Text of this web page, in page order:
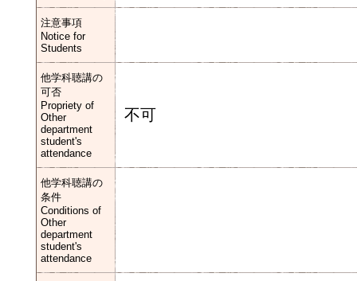
注意事項
Notice for
Students
他学科聴講の
可否
Propriety of
Other
department
student's
attendance
不可
他学科聴講の
条件
Conditions of
Other
department
student's
attendance